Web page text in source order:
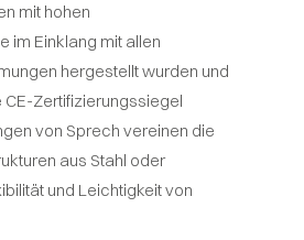
mit hohen
im Einklang mit allen
hergestellt wurden und
Zertifizierungssiegel
von Sprech vereinen die
aus Stahl oder
und Leichtigkeit von